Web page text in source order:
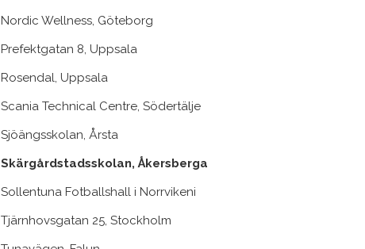
Nordic Wellness, Göteborg
Prefektgatan 8, Uppsala
Rosendal, Uppsala
Scania Technical Centre, Södertälje
Sjöängsskolan, Årsta
Skärgårdstadsskolan, Åkersberga
Sollentuna Fotballshall i Norrvikeni
Tjärnhovsgatan 25, Stockholm